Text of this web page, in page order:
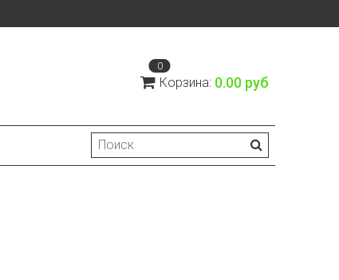
0
Корзина: 0.00 руб